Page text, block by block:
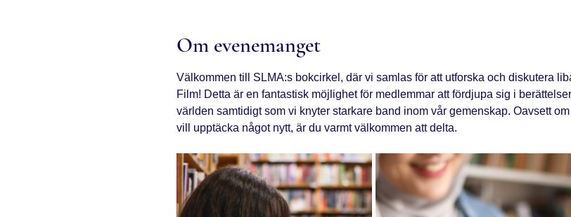
Om evenemanget
Välkommen till SLMA:s bokcirkel, där vi samlas för att utforska och diskutera
Film! Detta är en fantastisk möjlighet för medlemmar att fördjupa sig i
världen samtidigt som vi knyter starkare band inom vår gemenskap. Oavsett
vill upptäcka något nytt, är du varmt välkommen att delta.